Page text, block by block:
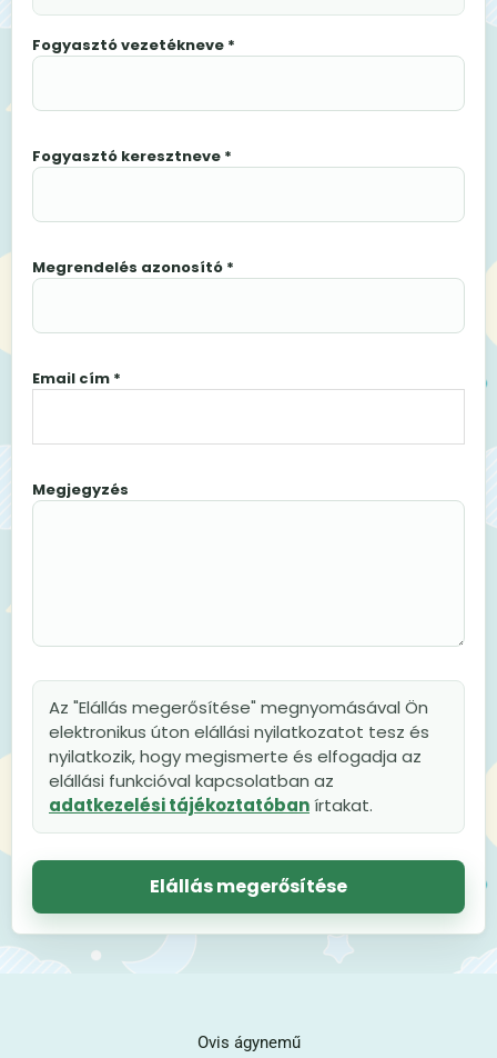
Fogyasztó vezetékneve *
Fogyasztó keresztneve *
Megrendelés azonosító *
Email cím *
Megjegyzés
Az "Elállás megerősítése" megnyomásával Ön
elektronikus úton elállási nyilatkozatot tesz és
nyilatkozik, hogy megismerte és elfogadja az
elállási funkcióval kapcsolatban az
adatkezelési tájékoztatóbanírtakat.
Elállás megerősítése
Ovis ágynemű